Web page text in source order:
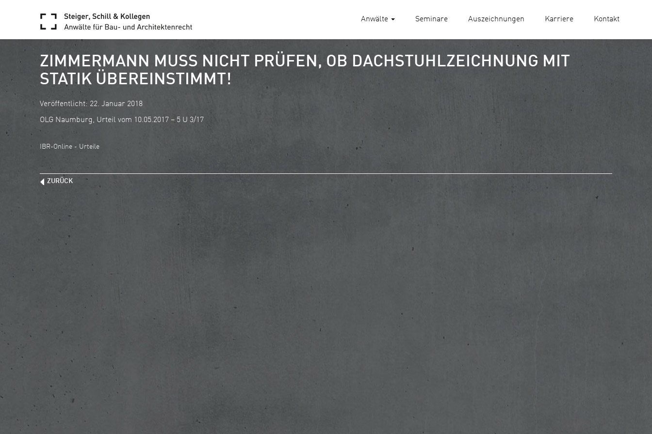
Anwälte Seminare Auszeichnungen Karriere Kontakt
ZIMMERMANN MUSS NICHT PRÜFEN, OB DACHSTUHLZEICHNUNG MIT
STATIK ÜBEREINSTIMMT!
Veröffentlicht: 22. Januar 2018
OLG Naumburg, Urteil vom 10.05.2017 – 5 U 3/17
IBR-Online - Urteile
ZURÜCK